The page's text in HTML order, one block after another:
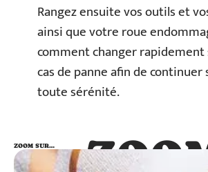
Rangez ensuite vos outils et
ainsi que votre roue
comment changer rapidement
cas de panne afin de continuer
toute sérénité.
ZOOM SUR…